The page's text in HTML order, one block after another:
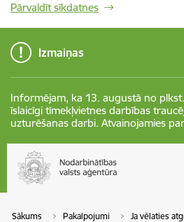
Pārvaldīt sīkdatnes
Izmaiņas
Informējam, ka 13. augustā no
īslaicīgi tīmekļvietnes darbības
uzturēšanas darbi. Atvainojamies
Sākums Pakalpojumi Ja vēlaties